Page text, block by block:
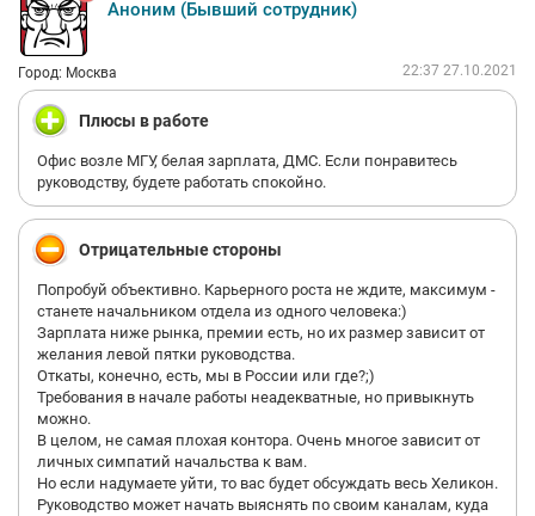
Аноним (Бывший сотрудник)
Город: Москва 22:37 27.10.2021
Плюсы в работе
Офис возле МГУ, белая зарплата, ДМС. Если понравитесь
руководству, будете работать спокойно.
Отрицательные стороны
Попробуй объективно. Карьерного роста не ждите, максимум -
станете начальником отдела из одного человека:)
Зарплата ниже рынка, премии есть, но их размер зависит от
желания левой пятки руководства.
Откаты, конечно, есть, мы в России или где?;)
Требования в начале работы неадекватные, но привыкнуть
можно.
В целом, не самая плохая контора. Очень многое зависит от
личных симпатий начальства к вам.
Но если надумаете уйти, то вас будет обсуждать весь Хеликон.
Руководство может начать выяснять по своим каналам, куда